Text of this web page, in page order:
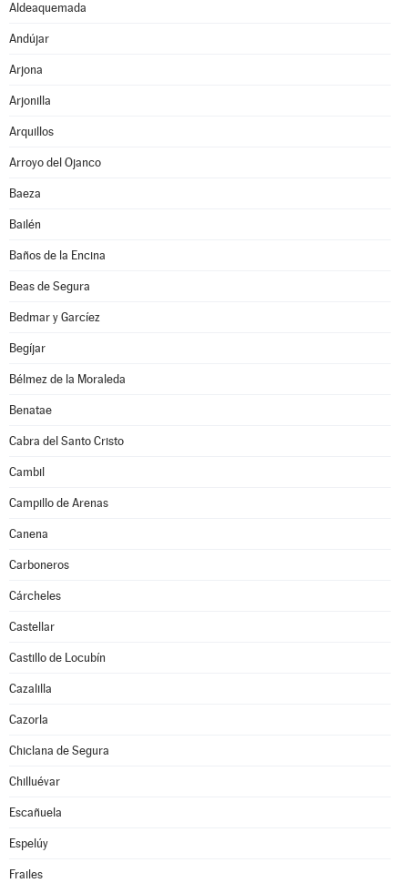
Aldeaquemada
Andújar
Arjona
Arjonilla
Arquillos
Arroyo del Ojanco
Baeza
Bailén
Baños de la Encina
Beas de Segura
Bedmar y Garcíez
Begíjar
Bélmez de la Moraleda
Benatae
Cabra del Santo Cristo
Cambil
Campillo de Arenas
Canena
Carboneros
Cárcheles
Castellar
Castillo de Locubín
Cazalilla
Cazorla
Chiclana de Segura
Chilluévar
Escañuela
Espelúy
Frailes